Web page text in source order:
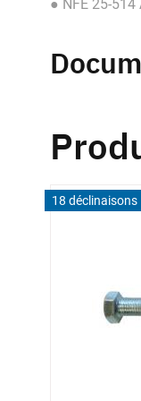
● NFE 25-514
18 déclinaisons